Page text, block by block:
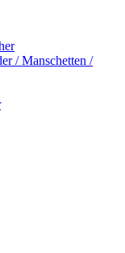
/ Manschetten /